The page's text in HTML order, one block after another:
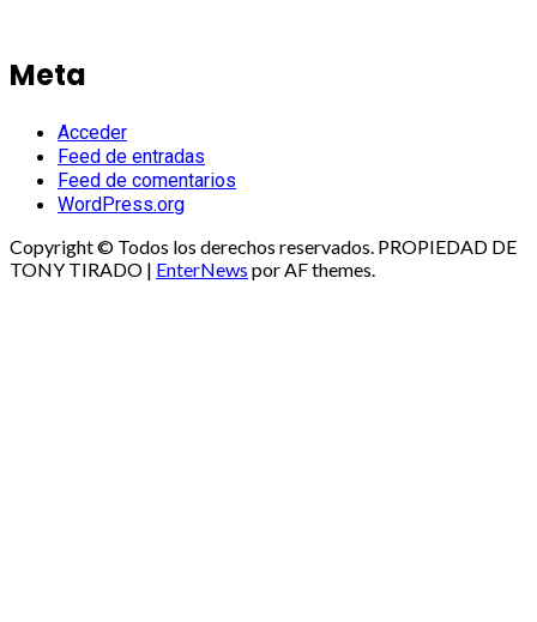
Meta
Acceder
Feed de entradas
Feed de comentarios
WordPress.org
Copyright © Todos los derechos reservados. PROPIEDAD DE
TONY TIRADO | EnterNews por AF themes.